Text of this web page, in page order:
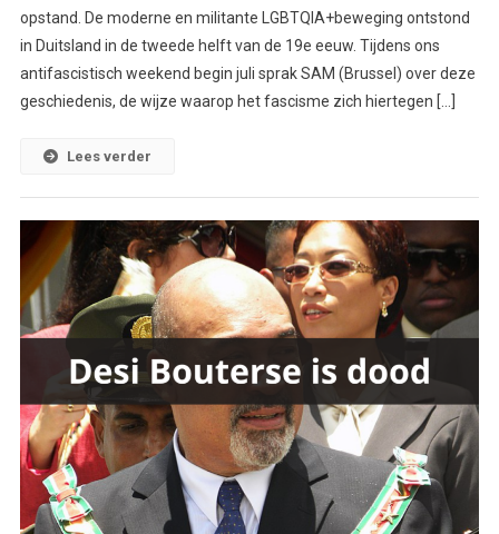
opstand. De moderne en militante LGBTQIA+beweging ontstond
in Duitsland in de tweede helft van de 19e eeuw. Tijdens ons
antifascistisch weekend begin juli sprak SAM (Brussel) over deze
geschiedenis, de wijze waarop het fascisme zich hiertegen […]
Lees verder